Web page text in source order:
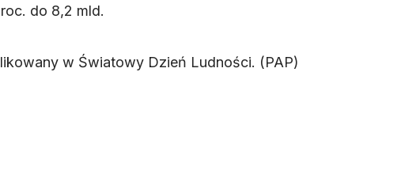
do 8,2 mld.
w Światowy Dzień Ludności. (PAP)